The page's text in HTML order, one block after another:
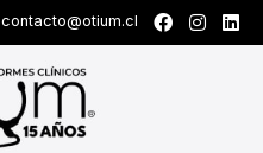
contacto@otium.cl